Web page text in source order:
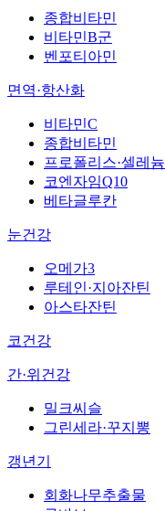
종합비타민
비타민B군
벤포티아민
면역·항산화
비타민C
종합비타민
프로폴리스·셀레늄
코엔자임Q10
베타글루칸
눈건강
오메가3
루테인·지아잔틴
아스타잔틴
코건강
간·위건강
밀크씨슬
그린세라·꾸지뽕
갱년기
회화나무추출물